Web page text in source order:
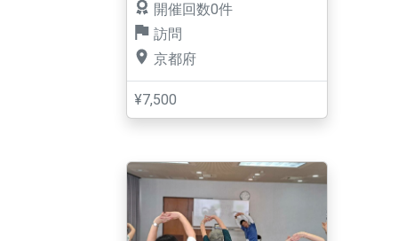
開催回数0件
訪問
京都府
¥7,500